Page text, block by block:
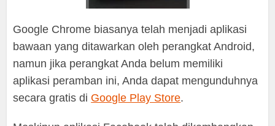
Google Chrome biasanya telah menjadi aplikasi
bawaan yang ditawarkan oleh perangkat Android,
namun jika perangkat Anda belum memiliki
aplikasi peramban ini, Anda dapat mengunduhnya
secara gratis di Google Play Store.